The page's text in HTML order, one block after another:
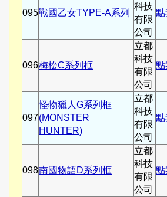
095戰國乙女TYPE-A系列
科技
有限
公司
點
096梅松C系列框
立都
科技
有限
公司
點
097
怪物獵人G系列框
(MONSTER
HUNTER)
立都
科技
有限
公司
點
098南國物語D系列框
立都
科技
有限
公司
點